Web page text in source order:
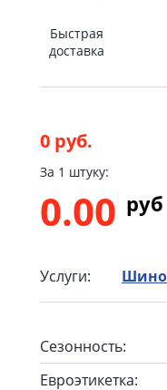
Быстрая
доставка
0 руб.
За 1 штуку:
0.00 pуб
Услуги:
Сезонность:
Евроэтикетка: